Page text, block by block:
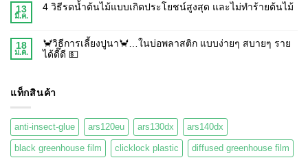
13
มี.ค.
4 วิธีรดน้ำต้นไม้แบบเกิดประโยชน์สูงสุด และไม่ทำร้ายต้นไม้
18
ม.ค.
🦀วิธีการเลี้ยงปูนา🦀…ในบ่อพลาสติก แบบง่ายๆ สบายๆ ราย
ได้ดี๊ดี 💵
แท็กสินค้า
anti-insect-glue ars120eu ars130dx ars140dx
black greenhouse film clicklock plastic diffused greenhouse film